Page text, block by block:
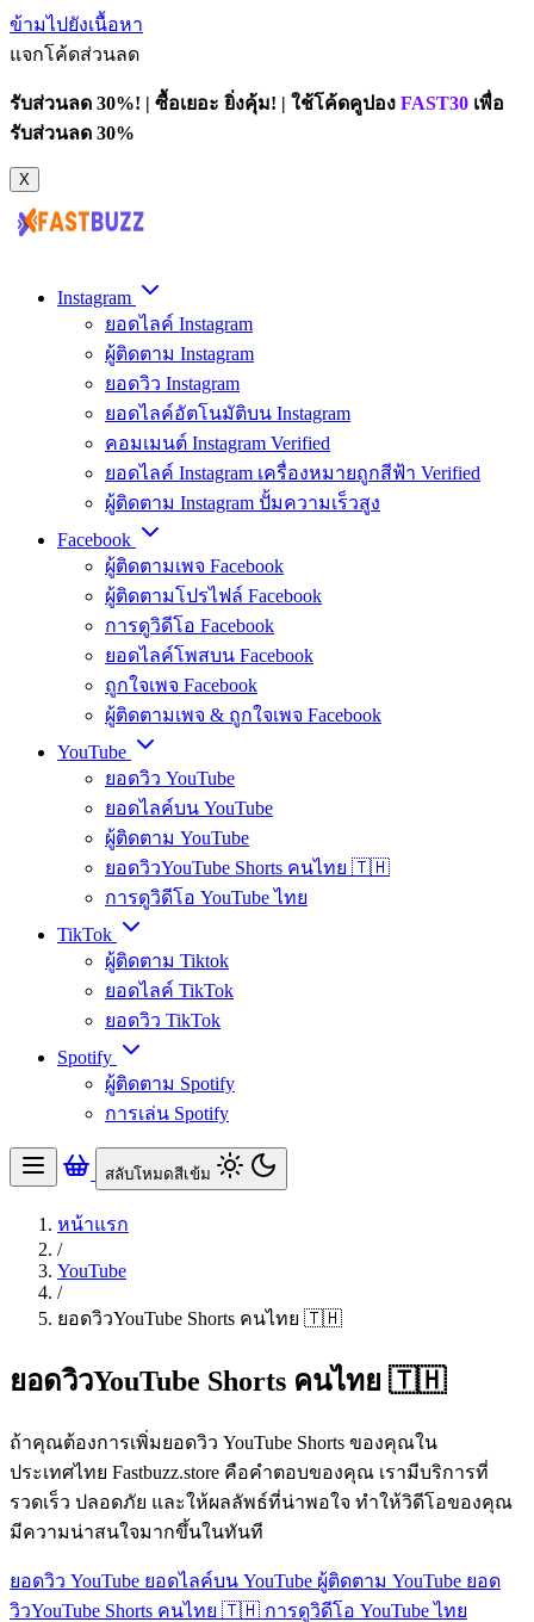
ข้ามไปยังเนื้อหา
แจกโค้ดส่วนลด
รับส่วนลด 30%! | ซื้อเยอะ ยิ่งคุ้ม! | ใช้โค้ดคูปอง FAST30 เพื่อ
รับส่วนลด 30%
X
Instagram
ยอดไลค์ Instagram
ผู้ติดตาม Instagram
ยอดวิว Instagram
ยอดไลค์อัตโนมัติบน Instagram
คอมเมนต์ Instagram Verified
ยอดไลค์ Instagram เครื่องหมายถูกสีฟ้า Verified
ผู้ติดตาม Instagram ปั้มความเร็วสูง
Facebook
ผู้ติดตามเพจ Facebook
ผู้ติดตามโปรไฟล์ Facebook
การดูวิดีโอ Facebook
ยอดไลค์โพสบน Facebook
ถูกใจเพจ Facebook
ผู้ติดตามเพจ & ถูกใจเพจ Facebook
YouTube
ยอดวิว YouTube
ยอดไลค์บน YouTube
ผู้ติดตาม YouTube
ยอดวิวYouTube Shorts คนไทย 🇹🇭
การดูวิดีโอ YouTube ไทย
TikTok
ผู้ติดตาม Tiktok
ยอดไลค์ TikTok
ยอดวิว TikTok
Spotify
ผู้ติดตาม Spotify
การเล่น Spotify
สลับโหมดสีเข้ม
หน้าแรก
/
YouTube
/
ยอดวิวYouTube Shorts คนไทย 🇹🇭
ยอดวิวYouTube Shorts คนไทย 🇹🇭
ถ้าคุณต้องการเพิ่มยอดวิว YouTube Shorts ของคุณใน
ประเทศไทย Fastbuzz.store คือคำตอบของคุณ เรามีบริการที่
รวดเร็ว ปลอดภัย และให้ผลลัพธ์ที่น่าพอใจ ทำให้วิดีโอของคุณ
มีความน่าสนใจมากขึ้นในทันที
ยอดวิว YouTube ยอดไลค์บน YouTube ผู้ติดตาม YouTube ยอด
วิวYouTube Shorts คนไทย 🇹🇭 การดูวิดีโอ YouTube ไทย